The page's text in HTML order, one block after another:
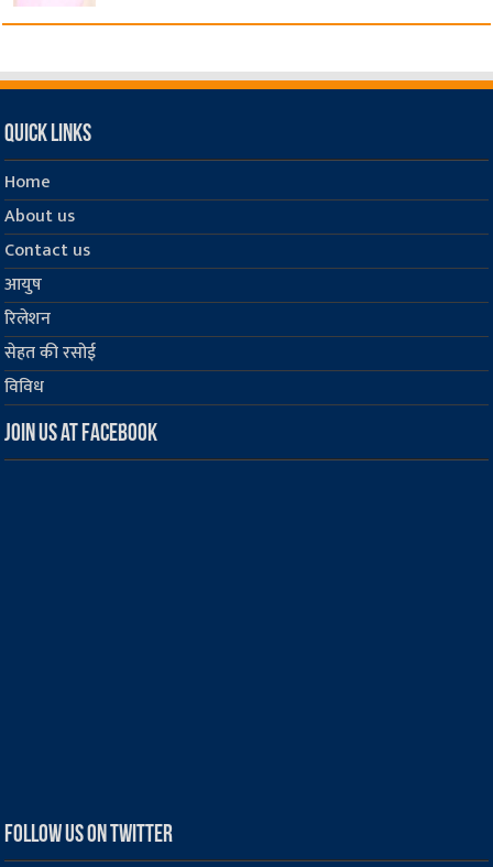
Quick Links
Home
About us
Contact us
आयुष
रिलेशन
सेहत की रसोई
विविध
Join us at Facebook
Follow us on Twitter